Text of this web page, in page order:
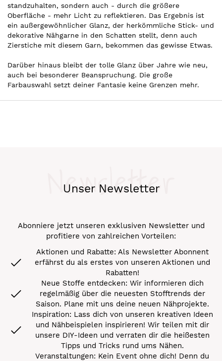
standzuhalten, sondern auch - durch die größere
Oberfläche - mehr Licht zu reflektieren. Das Ergebnis ist
ein außergewöhnlicher Glanz, der herkömmliche Stick- und
dekorative Nähgarne in den Schatten stellt, denn auch
Zierstiche mit diesem Garn, bekommen das gewisse Etwas.
Darüber hinaus bleibt der tolle Glanz über Jahre wie neu,
auch bei besonderer Beanspruchung. Die große
Farbauswahl setzt deiner Fantasie keine Grenzen mehr.
Unser Newsletter
Newsletter
Abonniere jetzt unseren exklusiven Newsletter und
profitiere von zahlreichen Vorteilen:
Aktionen und Rabatte: Als Newsletter Abonnent
erfährst du als erstes von unseren Aktionen und
Rabatten!
Neue Stoffe entdecken: Wir informieren dich
regelmäßig über die neuesten Stofftrends der
Saison. Plane mit uns deine neuen Nähprojekte.
Inspiration: Lass dich von unseren kreativen Ideen
und Nähbeispielen inspirieren! Wir teilen mit dir
unsere DIY-Ideen und verraten dir die heißesten
Tipps und Tricks rund ums Nähen.
Veranstaltungen: Kein Event ohne dich! Denn du